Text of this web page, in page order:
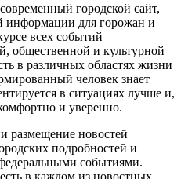
городской сайт,
информации для горожан и
всех событий
общественной и культурной
в различных областях жизни
человек знает
в ситуациях лучше и,
и уверенно.
размещение новостей
подробностей и
событиями.
в каждом из новостных